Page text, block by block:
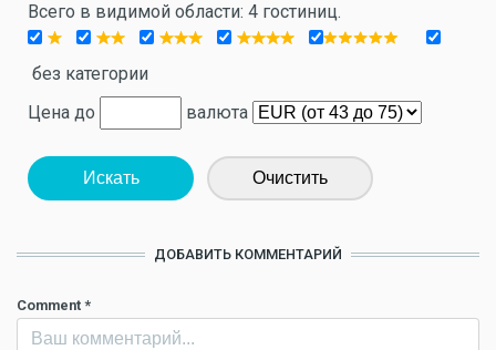
Всего в видимой области: 4 гостиниц.
без категории
Цена до
валюта
Искать Очистить
ДОБАВИТЬ КОММЕНТАРИЙ
Comment *